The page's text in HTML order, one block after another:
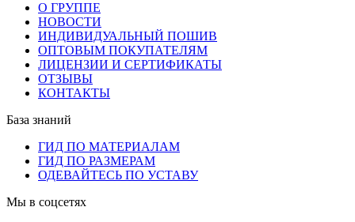
О ГРУППЕ
НОВОСТИ
ИНДИВИДУАЛЬНЫЙ ПОШИВ
ОПТОВЫМ ПОКУПАТЕЛЯМ
ЛИЦЕНЗИИ И СЕРТИФИКАТЫ
ОТЗЫВЫ
КОНТАКТЫ
База знаний
ГИД ПО МАТЕРИАЛАМ
ГИД ПО РАЗМЕРАМ
ОДЕВАЙТЕСЬ ПО УСТАВУ
Мы в соцсетях